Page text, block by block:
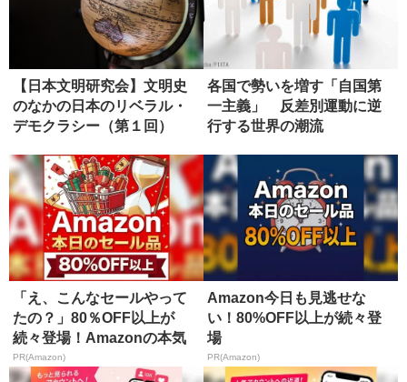
【日本文明研究会】文明史
のなかの日本のリベラル・
デモクラシー（第１回）
各国で勢いを増す「自国第
一主義」 反差別運動に逆
行する世界の潮流
「え、こんなセールやって
たの？」80％OFF以上が
続々登場！Amazonの本気
が...
PR(Amazon)
Amazon今日も見逃せな
い！80%OFF以上が続々登
場
PR(Amazon)